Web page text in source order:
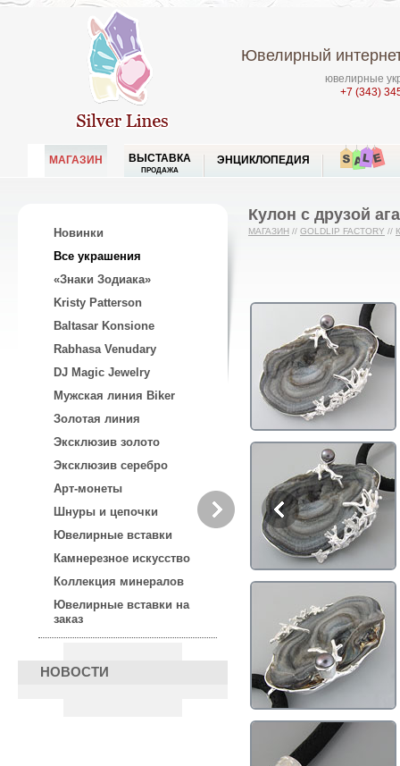
Ювелирный
ювелирные
+7 (343)
МАГАЗИН ВЫСТАВКА
ПРОДАЖА
ЭНЦИКЛОПЕДИЯ
Новинки
Все украшения
«Знаки Зодиака»
Kristy Patterson
Baltasar Konsione
Rabhasa Venudary
DJ Magic Jewelry
Мужская линия Biker
Золотая линия
Эксклюзив золото
Эксклюзив серебро
Арт-монеты
Шнуры и цепочки
Ювелирные вставки
Камнерезное искусство
Коллекция минералов
Ювелирные вставки на
заказ
НОВОСТИ
Кулон с друзой
МАГАЗИН // GOLDLIP FACTORY //